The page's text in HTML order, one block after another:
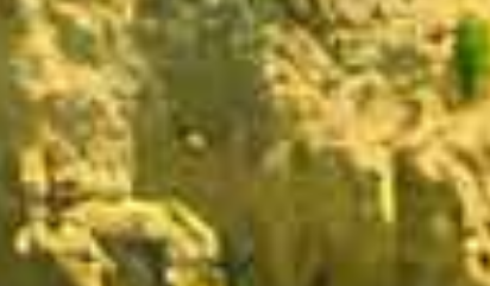
SAGRES VACATIONS Massachusetts
nãoviajea
evivencie!